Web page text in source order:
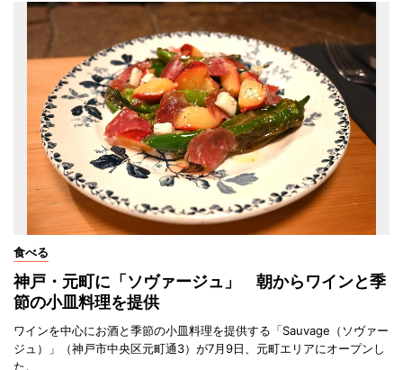
食べる
神戸・元町に「ソヴァージュ」 朝からワインと季
節の小皿料理を提供
ワインを中心にお酒と季節の小皿料理を提供する「Sauvage（ソヴァー
ジュ）」（神戸市中央区元町通3）が7月9日、元町エリアにオープンし
た。